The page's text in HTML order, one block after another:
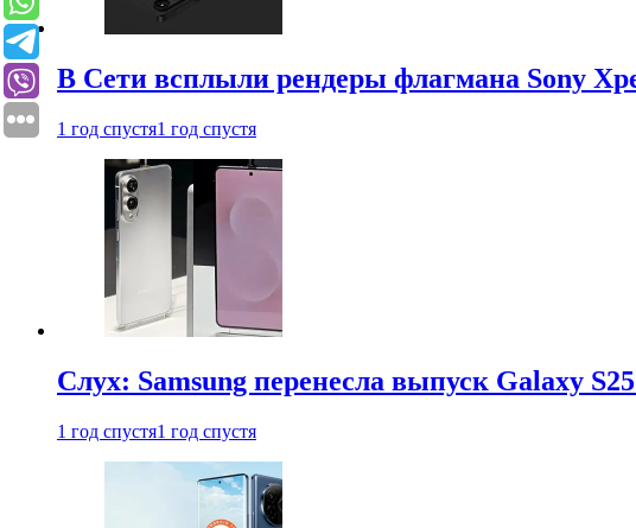
В Сети всплыли рендеры флагмана Sony
1 год спустя1 год спустя
Слух: Samsung перенесла выпуск Galaxy
1 год спустя1 год спустя